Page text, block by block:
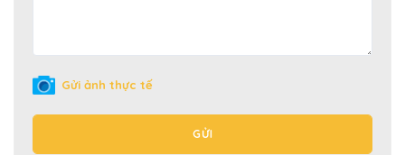
Gửi ảnh thực tế
GỬI